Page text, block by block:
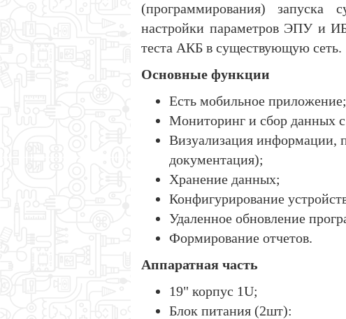
(программирования) запуска
настройки параметров ЭПУ и
теста АКБ в существующую сеть.
Основные функции
Есть мобильное приложение;
Мониторинг и сбор
Визуализация информации,
документация);
Хранение данных;
Конфигурирование
Удаленное обновление
Формирование отчетов.
Аппаратная часть
19" корпус 1U;
Блок питания (2шт):